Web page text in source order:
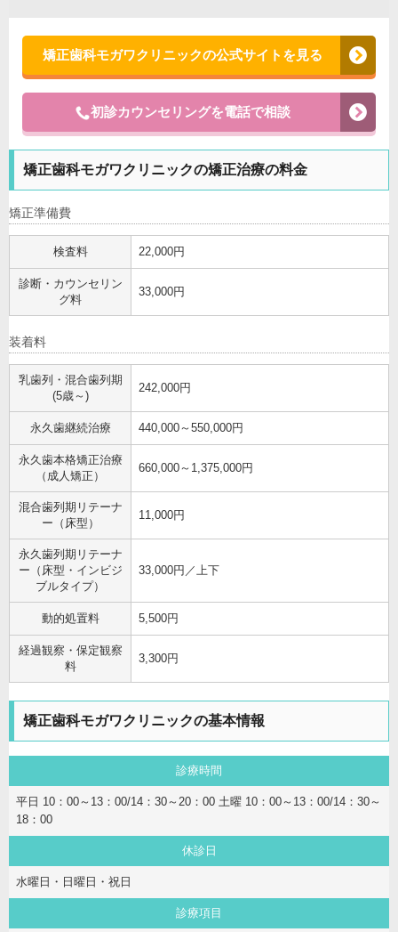
矯正歯科モガワクリニックの公式サイトを見る
初診カウンセリングを電話で相談
矯正歯科モガワクリニックの矯正治療の料金
矯正準備費
検査料 22,000円
診断・カウンセリン
グ料
33,000円
装着料
乳歯列・混合歯列期
(5歳～)
242,000円
永久歯継続治療 440,000～550,000円
永久歯本格矯正治療
（成人矯正）
660,000～1,375,000円
混合歯列期リテーナ
ー（床型）
11,000円
永久歯列期リテーナ
ー（床型・インビジ
ブルタイプ）
33,000円／上下
動的処置料 5,500円
経過観察・保定観察
料
3,300円
矯正歯科モガワクリニックの基本情報
診療時間
平日 10：00～13：00/14：30～20：00 土曜 10：00～13：00/14：30～
18：00
休診日
水曜日・日曜日・祝日
診療項目